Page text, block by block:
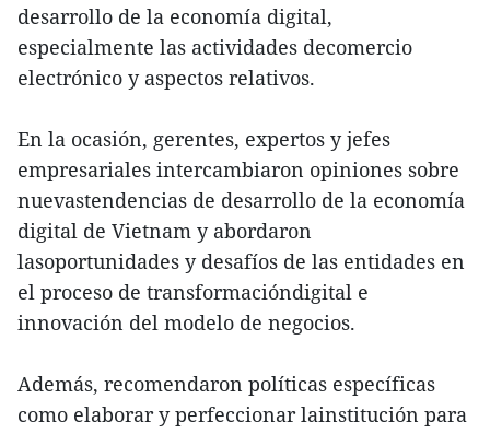
desarrollo de la economía digital,
especialmente las actividades decomercio
electrónico y aspectos relativos.
En la ocasión, gerentes, expertos y jefes
empresariales intercambiaron opiniones sobre
nuevastendencias de desarrollo de la economía
digital de Vietnam y abordaron
lasoportunidades y desafíos de las entidades en
el proceso de transformacióndigital e
innovación del modelo de negocios.
Además, recomendaron políticas específicas
como elaborar y perfeccionar lainstitución para